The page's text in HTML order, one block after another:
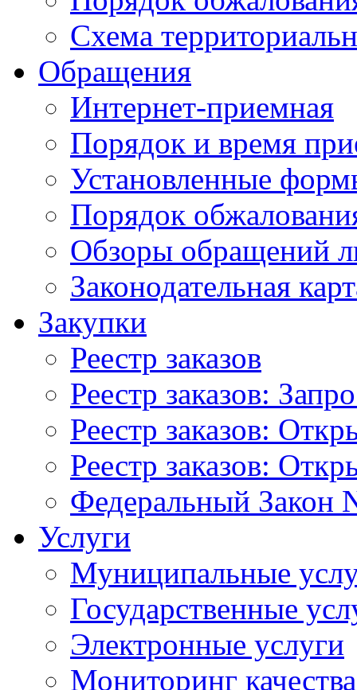
Схема
Обращения
Интернет-приемная
Порядок и время
Установленные
Порядок
Обзоры обращений
Законодательная
Закупки
Реестр заказов
Реестр заказов:
Реестр заказов:
Реестр заказов:
Федеральный Закон
Услуги
Муниципальные
Государственные
Электронные услуги
Мониторинг